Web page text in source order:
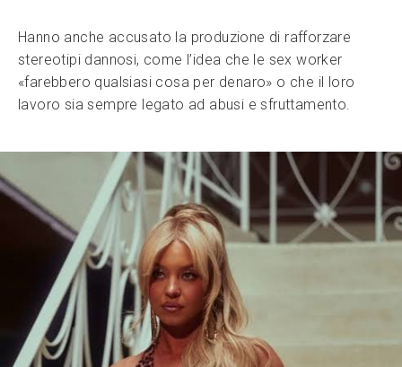
Hanno anche accusato la produzione di rafforzare
stereotipi dannosi, come l’idea che le sex worker
«farebbero qualsiasi cosa per denaro» o che il loro
lavoro sia sempre legato ad abusi e sfruttamento.